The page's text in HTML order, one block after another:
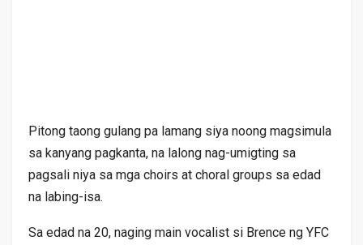
Pitong taong gulang pa lamang siya noong magsimula
sa kanyang pagkanta, na lalong nag-umigting sa
pagsali niya sa mga choirs at choral groups sa edad
na labing-isa.
Sa edad na 20, naging main vocalist si Brence ng YFC